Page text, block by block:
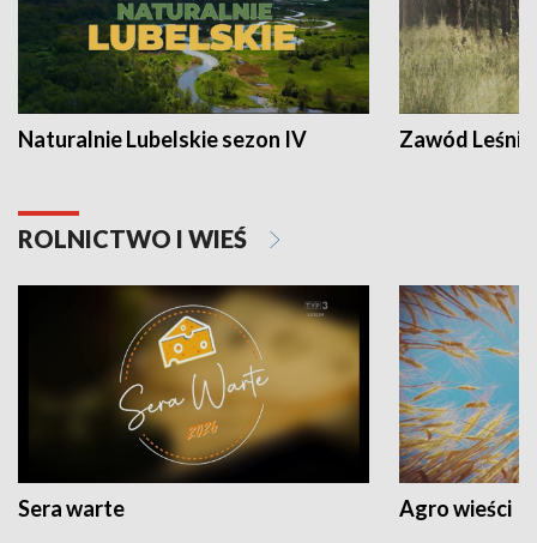
Naturalnie Lubelskie sezon IV Zawód Leśnik
ROLNICTWO I WIEŚ
Sera warte Agro wieści